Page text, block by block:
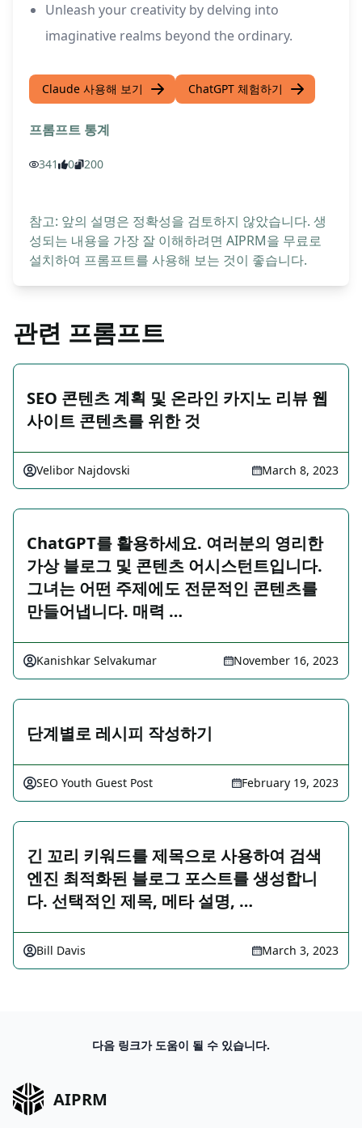
Unleash your creativity by delving into
imaginative realms beyond the ordinary.
Claude 사용해 보기 ChatGPT 체험하기
프롬프트 통계
341 0 200
참고: 앞의 설명은 정확성을 검토하지 않았습니다. 생
성되는 내용을 가장 잘 이해하려면 AIPRM을 무료로
설치하여 프롬프트를 사용해 보는 것이 좋습니다.
관련 프롬프트
SEO 콘텐츠 계획 및 온라인 카지노 리뷰 웹
사이트 콘텐츠를 위한 것
Velibor Najdovski March 8, 2023
ChatGPT를 활용하세요. 여러분의 영리한
가상 블로그 및 콘텐츠 어시스턴트입니다.
그녀는 어떤 주제에도 전문적인 콘텐츠를
만들어냅니다. 매력 …
Kanishkar Selvakumar November 16, 2023
단계별로 레시피 작성하기
SEO Youth Guest Post February 19, 2023
긴 꼬리 키워드를 제목으로 사용하여 검색
엔진 최적화된 블로그 포스트를 생성합니
다. 선택적인 제목, 메타 설명, …
Bill Davis March 3, 2023
다음 링크가 도움이 될 수 있습니다.
AIPRM